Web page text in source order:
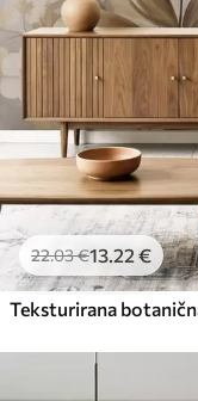
22.03€13 .22 €